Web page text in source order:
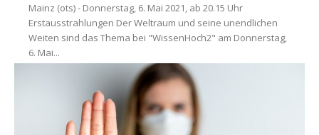
Mainz (ots) - Donnerstag, 6. Mai 2021, ab 20.15 Uhr
Erstausstrahlungen Der Weltraum und seine unendlichen
Weiten sind das Thema bei "WissenHoch2" am Donnerstag,
6. Mai...